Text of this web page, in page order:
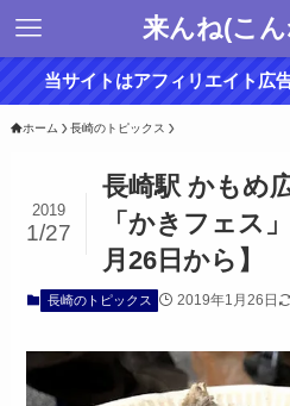
来んね(こ
当サイトはアフィリエイト広
ホーム 長崎のトピックス
長崎駅 かもめ
「かきフェス
月26日から】
2019
1/27
長崎のトピックス 2019年1月26日